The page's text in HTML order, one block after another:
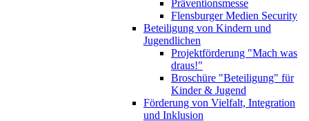
Präventionsmesse
Flensburger Medien Security
Beteiligung von Kindern und
Jugendlichen
Projektförderung "Mach was
draus!"
Broschüre "Beteiligung" für
Kinder & Jugend
Förderung von Vielfalt, Integration
und Inklusion